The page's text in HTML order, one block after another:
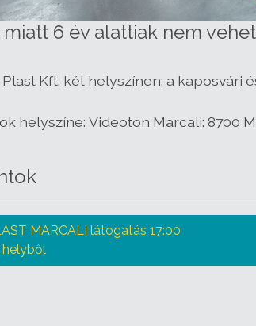
6 év alattiak nem
Plast Kft. két helyszínen: a
helyszíne: Videoton Marcali: 8700
MARCALI látogatás 17:00